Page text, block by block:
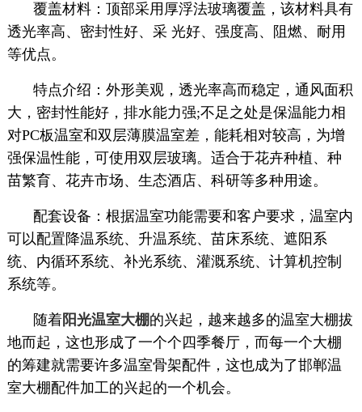
覆盖材料：顶部采用厚浮法玻璃覆盖，该材料具有
透光率高、密封性好、采 光好、强度高、阻燃、耐用
等优点。
特点介绍：外形美观，透光率高而稳定，通风面积
大，密封性能好，排水能力强;不足之处是保温能力相
对PC板温室和双层薄膜温室差，能耗相对较高，为增
强保温性能，可使用双层玻璃。适合于花卉种植、种
苗繁育、花卉市场、生态酒店、科研等多种用途。
配套设备：根据温室功能需要和客户要求，温室内
可以配置降温系统、升温系统、苗床系统、遮阳系
统、内循环系统、补光系统、灌溉系统、计算机控制
系统等。
随着阳光温室大棚的兴起，越来越多的温室大棚拔
地而起，这也形成了一个个四季餐厅，而每一个大棚
的筹建就需要许多温室骨架配件，这也成为了邯郸温
室大棚配件加工的兴起的一个机会。